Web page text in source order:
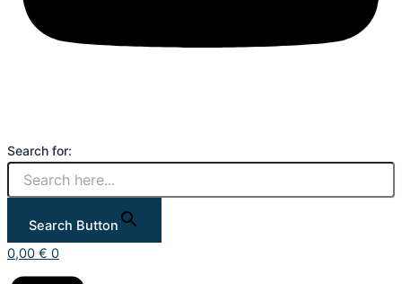
Search for:
Search Button
0,00 € 0